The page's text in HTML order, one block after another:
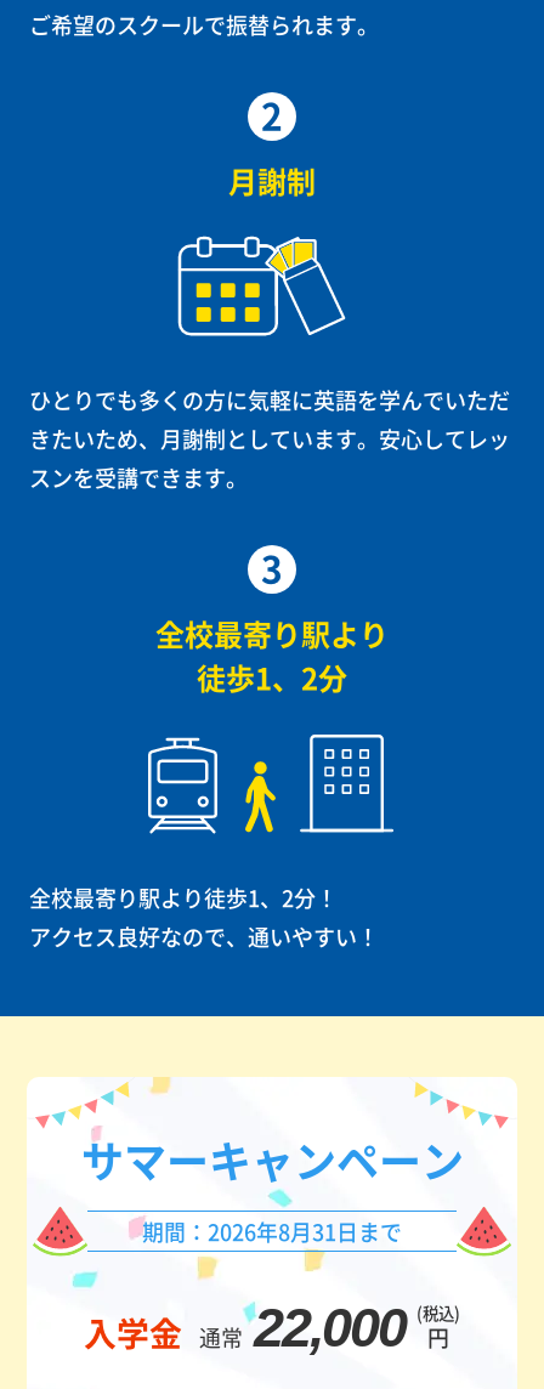
ご希望のスクールで振替られます。
2
月謝制
ひとりでも多くの方に気軽に英語を学んでいただ
きたいため、月謝制としています。安心してレッ
スンを受講できます。
3
全校最寄り駅より
徒歩1、2分
全校最寄り駅より徒歩1、2分！
アクセス良好なので、通いやすい！
サマーキャンペーン
期間：2026年8月31日まで
入学金 通常 22,000 (税込)
円